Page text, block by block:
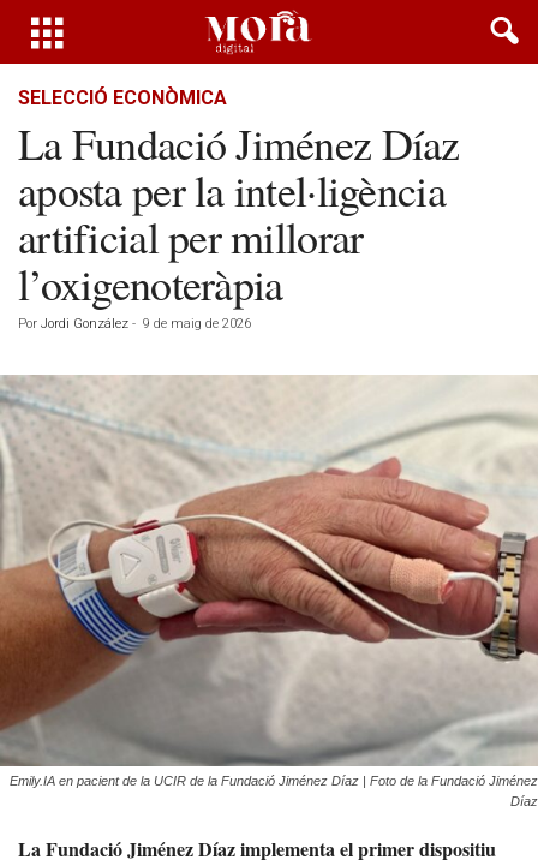
SELECCIÓ ECONÒMICA
La Fundació Jiménez Díaz
aposta per la intel·ligència
artificial per millorar
l’oxigenoteràpia
Por Jordi González - 9 de maig de 2026
Emily.IA en pacient de la UCIR de la Fundació Jiménez Díaz | Foto de la Fundació Jiménez
Díaz
La Fundació Jiménez Díaz implementa el primer dispositiu